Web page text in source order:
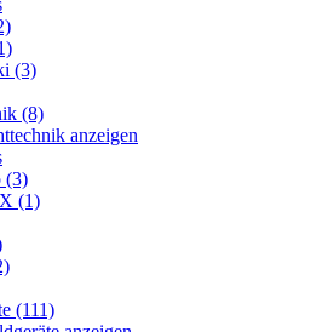
(3)
(8)
anzeigen
(3)
(1)
(111)